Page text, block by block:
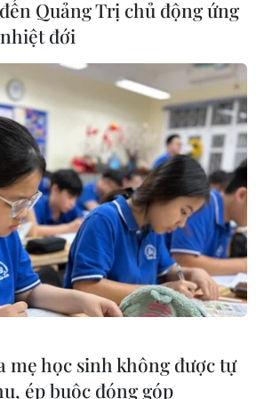
độ với hiệu
sắp xếp cơ sở
Xem thêm
TIẾN DUẨN
THỊ TÁM, KHÚC THANH
Quảng Trị chủ động ứng
đới
mẹ học sinh không được tự
ép buộc đóng góp